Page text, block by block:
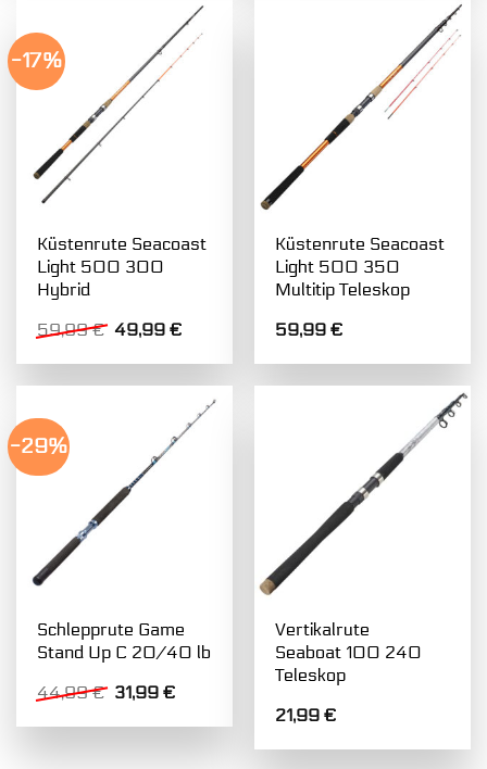
-17%
Küstenrute Seacoast
Light 500 300
Hybrid
59,99€ Ursprünglicher
war:
59,99 €
49,99€Aktueller
ist:
49,99 €.
Küstenrute Seacoast
Light 500 350
Multitip Teleskop
59,99€
-29%
Schlepprute Game
Stand Up C 20/40 lb
44,99€ Ursprünglicher
war:
31,99€Aktueller
ist:
Vertikalrute
Seaboat 100 240
Teleskop
21,99€